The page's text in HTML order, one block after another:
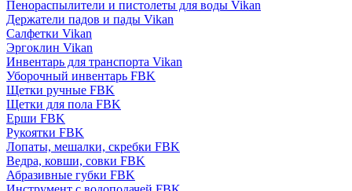
Пенораспылители и пистолеты для воды Vikan
Держатели падов и пады Vikan
Салфетки Vikan
Эргоклин Vikan
Инвентарь для транспорта Vikan
Уборочный инвентарь FBK
Щетки ручные FBK
Щетки для пола FBK
Ерши FBK
Рукоятки FBK
Лопаты, мешалки, скребки FBK
Ведра, ковши, совки FBK
Абразивные губки FBK